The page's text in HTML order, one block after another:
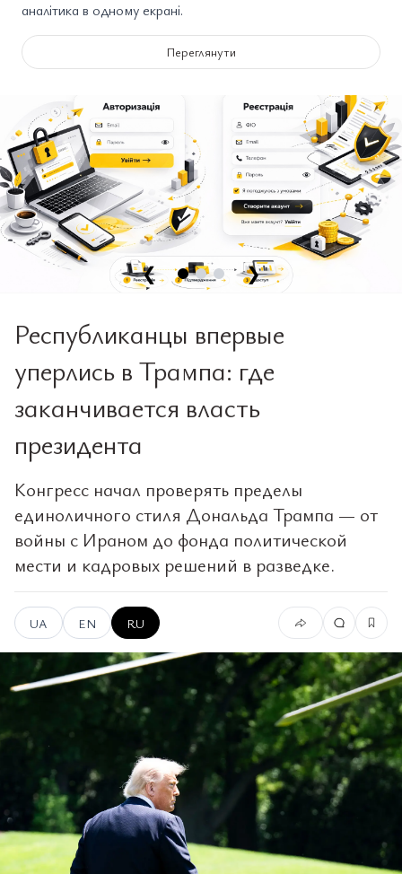
аналітика в одному екрані.
Переглянути
❮ ❯
Республиканцы впервые
уперлись в Трампа: где
заканчивается власть
президента
Конгресс начал проверять пределы
единоличного стиля Дональда Трампа — от
войны с Ираном до фонда политической
мести и кадровых решений в разведке.
UA EN RU